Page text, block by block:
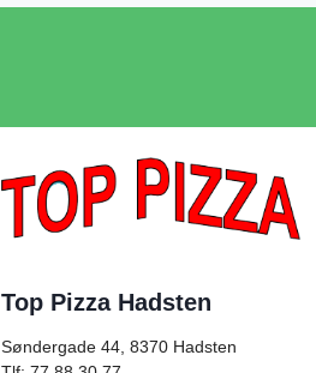
Top Pizza Hadsten
Søndergade 44, 8370 Hadsten